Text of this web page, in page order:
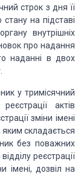
строк з дня її
стану на підставі
внутрішніх
про надання
наданні в двох
у тримісячний
актів
зміни імені
яким складається
без поважних
реєстрації
імені, дозвіл на